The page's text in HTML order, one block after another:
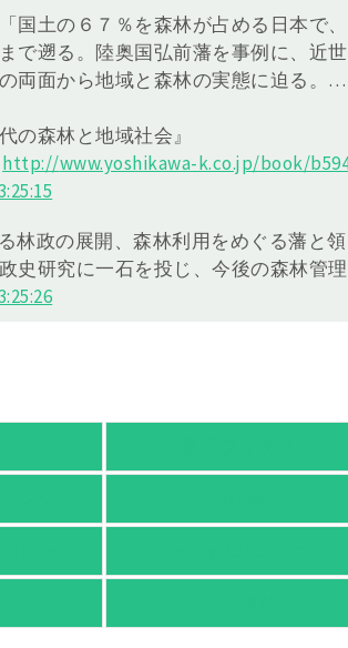
国土の６７％を森林が占める日本で
で遡る。陸奥国弘前藩を事例に、近
両面から地域と森林の実態に迫る。…
の森林と地域社会』
http://www.yoshikawa-k.co.jp/book/
林政の展開、森林利用をめぐる藩と
史研究に一石を投じ、今後の森林管